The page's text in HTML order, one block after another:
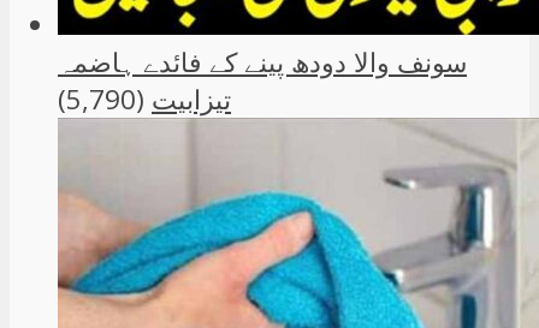
سونف والا دودھ پینے کے فائدے ہاضمہ
تیزابیت (5,790)